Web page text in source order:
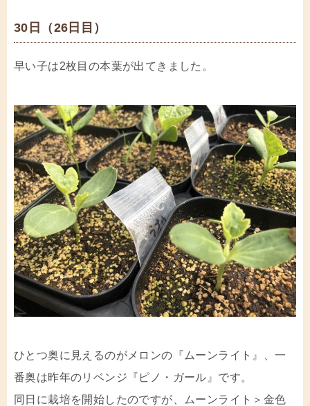
30日（26日目）
早い子は2枚目の本葉が出てきました。
ひとつ奥に見えるのがメロンの『ムーンライト』、一
番奥は昨年のリベンジ『ピノ・ガール』です。
同日に栽培を開始したのですが、ムーンライト＞金色